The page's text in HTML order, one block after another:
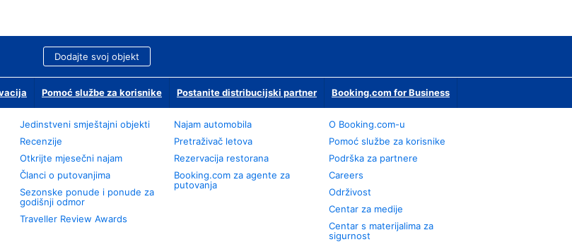
Dodajte svoj objekt
Pomoć službe za korisnike Postanite distribucijski partner Booking.com for Business
Jedinstveni smještajni objekti
Recenzije
Otkrijte mjesečni najam
Članci o putovanjima
Sezonske ponude i ponude za
godišnji odmor
Traveller Review Awards
Najam automobila
Pretraživač letova
Rezervacija restorana
Booking.com za agente za
putovanja
O Booking.com-u
Pomoć službe za korisnike
Podrška za partnere
Careers
Održivost
Centar za medije
Centar s materijalima za
sigurnost